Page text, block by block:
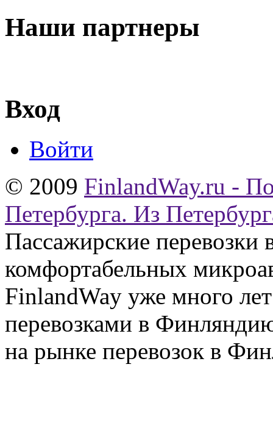
Наши партнеры
Вход
Войти
© 2009 FinlandWay.ru -
Петербурга. Из
Пассажирские
комфортабельных
FinlandWay уже много
перевозками в
на рынке перевозок в